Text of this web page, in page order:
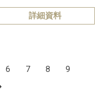
詳細資料
6 7 8
9